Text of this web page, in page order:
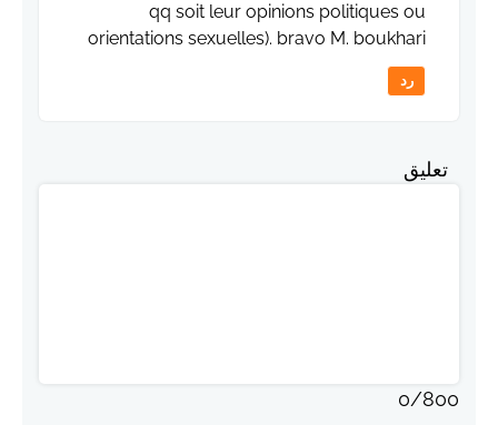
qq soit leur opinions politiques ou
orientations sexuelles). bravo M. boukhari
رد
تعليق
0/800